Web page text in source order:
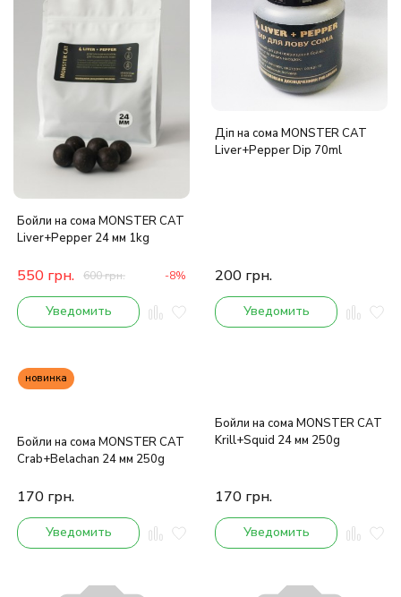
Бойли на сома MONSTER CAT
Liver+Pepper 24 мм 1kg
550 грн. 600грн. -8%
Уведомить
Діп на сома MONSTER CAT
Liver+Pepper Dip 70ml
200 грн.
Уведомить
новинка
Бойли на сома MONSTER CAT
Crab+Belachan 24 мм 250g
170 грн.
Уведомить
Бойли на сома MONSTER CAT
Krill+Squid 24 мм 250g
170 грн.
Уведомить